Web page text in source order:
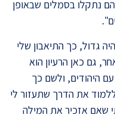
נתקלו בסמלים שבאופן
גדול, כך התיאבון שלי
גם כאן הרעיון הוא
היהודים, ולשם כך
את הדרך שתעזור לי
שאם אזכיר את המילה